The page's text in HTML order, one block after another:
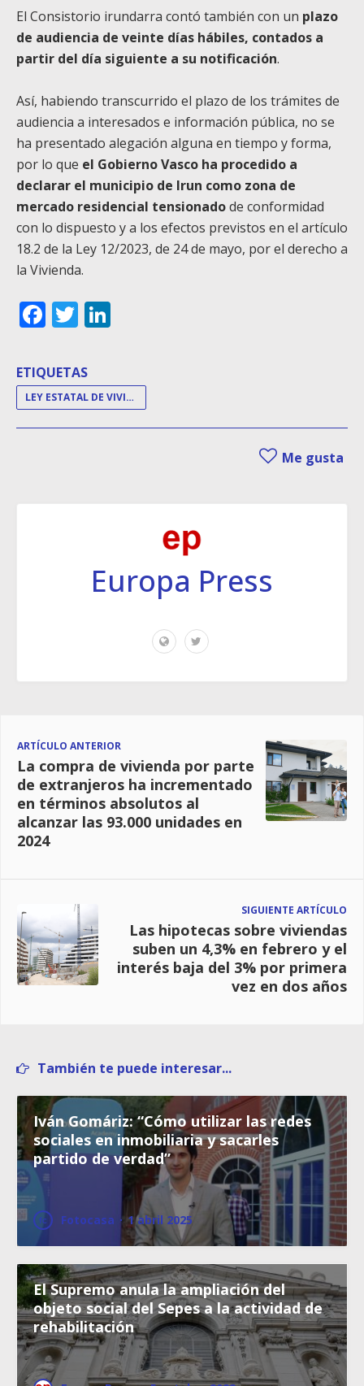
El Consistorio irundarra contó también con un plazo
de audiencia de veinte días hábiles, contados a
partir del día siguiente a su notificación.
Así, habiendo transcurrido el plazo de los trámites de
audiencia a interesados e información pública, no se
ha presentado alegación alguna en tiempo y forma,
por lo que el Gobierno Vasco ha procedido a
declarar el municipio de Irun como zona de
mercado residencial tensionadode conformidad
con lo dispuesto y a los efectos previstos en el artículo
18.2 de la Ley 12/2023, de 24 de mayo, por el derecho a
la Vivienda.
Facebook
Twitter
ETIQUETAS
LEY ESTATAL DE VIVIENDA
Me gusta
Europa Press
ARTÍCULO ANTERIOR
La compra de vivienda por parte
de extranjeros ha incrementado
en términos absolutos al
alcanzar las 93.000 unidades en
2024
SIGUIENTE ARTÍCULO
Las hipotecas sobre viviendas
suben un 4,3% en febrero y el
interés baja del 3% por primera
vez en dos años
También te puede interesar...
Iván Gomáriz: “Cómo utilizar las redes
sociales en inmobiliaria y sacarles
partido de verdad”
Fotocasa · 1 abril 2025
El Supremo anula la ampliación del
objeto social del Sepes a la actividad de
rehabilitación